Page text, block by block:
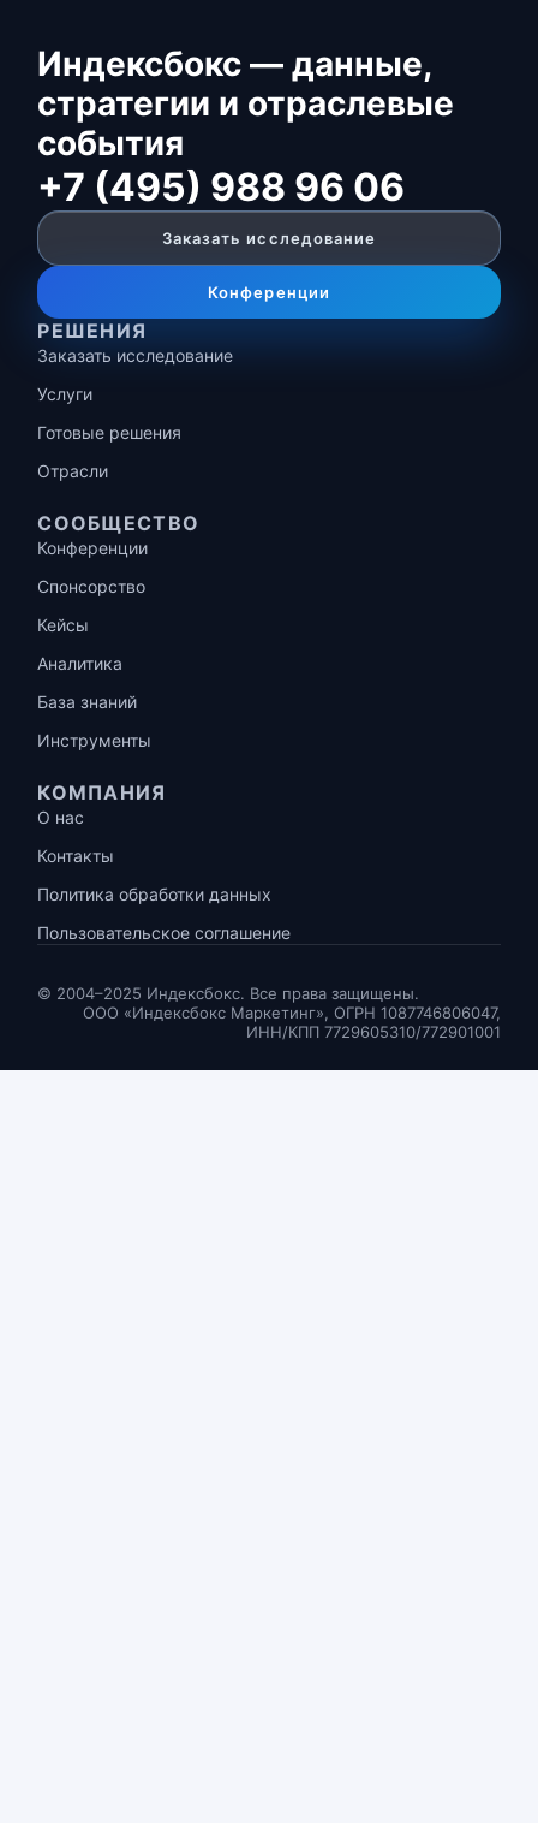
Индексбокс — данные,
стратегии и отраслевые
события
+7 (495) 988 96 06
Заказать исследование
Конференции
РЕШЕНИЯ
Заказать исследование
Услуги
Готовые решения
Отрасли
СООБЩЕСТВО
Конференции
Спонсорство
Кейсы
Аналитика
База знаний
Инструменты
КОМПАНИЯ
О нас
Контакты
Политика обработки данных
Пользовательское соглашение
© 2004–2025 Индексбокс. Все права защищены.
ООО «Индексбокс Маркетинг», ОГРН 1087746806047,
ИНН/КПП 7729605310/772901001